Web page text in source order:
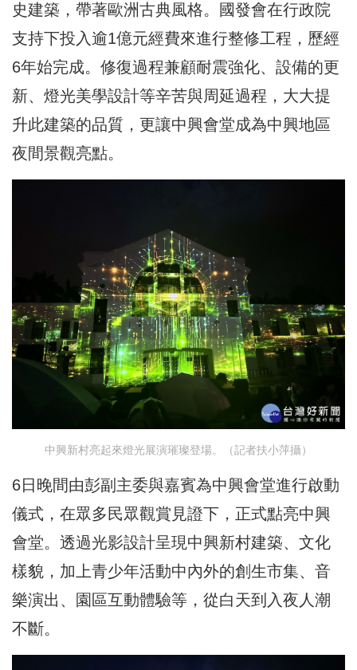
史建築，帶著歐洲古典風格。國發會在行政院
支持下投入逾1億元經費來進行整修工程，歷經
6年始完成。修復過程兼顧耐震強化、設備的更
新、燈光美學設計等辛苦與周延過程，大大提
升此建築的品質，更讓中興會堂成為中興地區
夜間景觀亮點。
中興新村亮起來燈光展演璀璨登場。（記者扶小萍攝）
6日晚間由彭副主委與嘉賓為中興會堂進行啟動
儀式，在眾多民眾觀賞見證下，正式點亮中興
會堂。透過光影設計呈現中興新村建築、文化
樣貌，加上青少年活動中內外的創生市集、音
樂演出、園區互動體驗等，從白天到入夜人潮
不斷。